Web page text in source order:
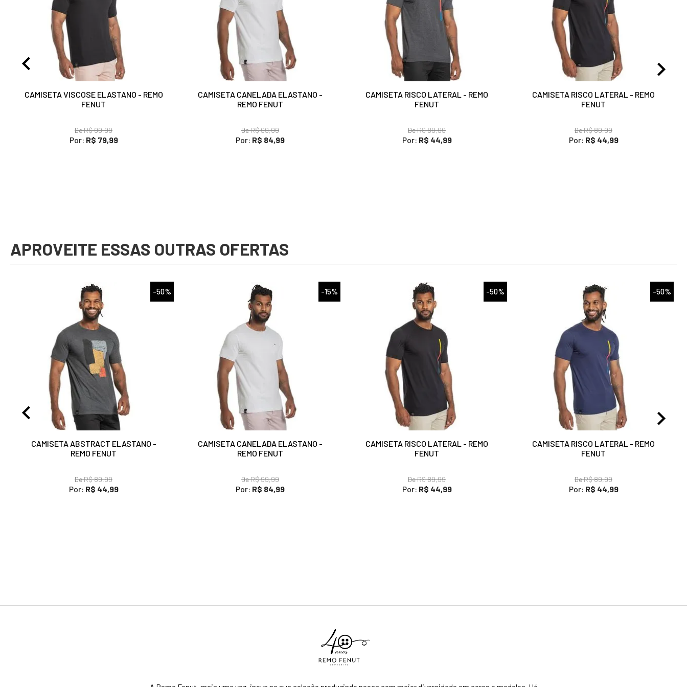
CAMISETA VISCOSE ELASTANO - REMO
FENUT
DeR$ 99,99
Por: R$ 79,99
CAMISETA CANELADA ELASTANO -
REMO FENUT
DeR$ 99,99
Por: R$ 84,99
CAMISETA RISCO LATERAL - REMO
FENUT
DeR$ 89,99
Por: R$ 44,99
CAMISETA RISCO LATERAL - REMO
FENUT
DeR$ 89,99
Por: R$ 44,99
APROVEITE ESSAS OUTRAS OFERTAS
-50%
CAMISETA ABSTRACT ELASTANO -
REMO FENUT
DeR$ 89,99
Por: R$ 44,99
-15%
CAMISETA CANELADA ELASTANO -
REMO FENUT
DeR$ 99,99
Por: R$ 84,99
-50%
CAMISETA RISCO LATERAL - REMO
FENUT
DeR$ 89,99
Por: R$ 44,99
-50%
CAMISETA RISCO LATERAL - REMO
FENUT
DeR$ 89,99
Por: R$ 44,99